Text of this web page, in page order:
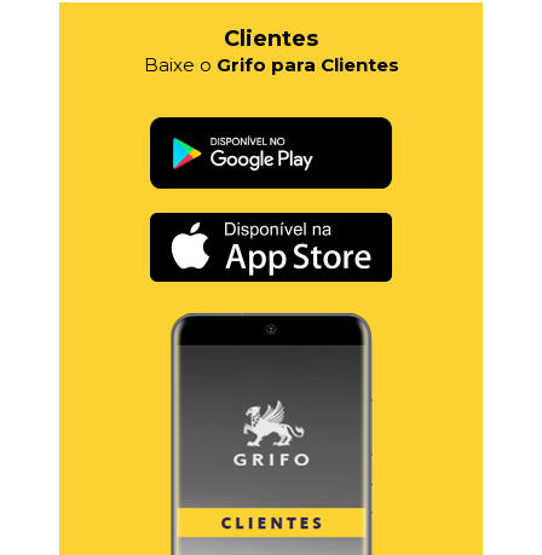
Clientes
Baixe o Grifo para Clientes